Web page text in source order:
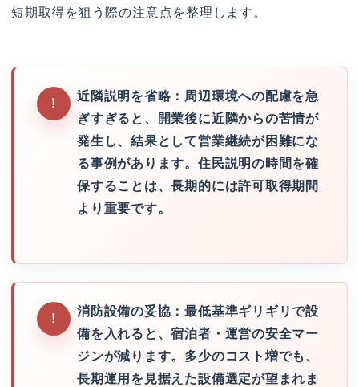
短期取得を狙う際の注意点を整理します。
近隣説明を省略：周辺環境への配慮を急
ぎすぎると、開業後に近隣からの苦情が
発生し、結果として営業継続が困難にな
る事例があります。住民説明の時間を確
保することは、長期的には許可取得期間
より重要です。
消防設備の妥協：最低基準ギリギリで設
備を入れると、宿泊者・運営の安全マー
ジンが減ります。多少のコスト増でも、
長期運用を見据えた設備選定が望まれま